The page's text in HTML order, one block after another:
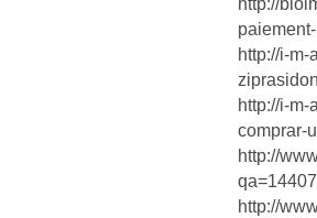
http://
http://i-
http://i-
comprar-
http://
http://